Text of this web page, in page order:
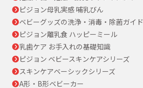
ピジョン母乳実感 哺乳びん
ベビーグッズの洗浄・消毒・除菌ガイド
ピジョン離乳食 ハッピーミール
乳歯ケア お手入れの基礎知識
ピジョン ベビースキンケアシリーズ
スキンケアベーシックシリーズ
A形・B形ベビーカー